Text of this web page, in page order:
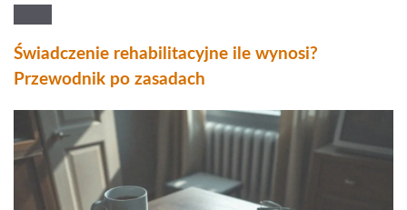
Świadczenie rehabilitacyjne ile wynosi?
Przewodnik po zasadach